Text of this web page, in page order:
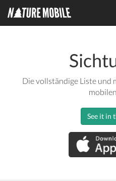
Die vollständige Liste und
See it in